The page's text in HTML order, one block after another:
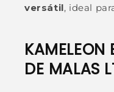
versátil, ideal
DE MALAS